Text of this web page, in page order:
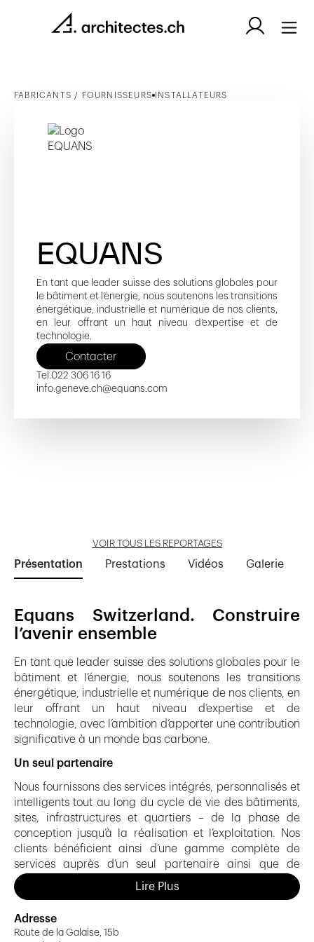
FABRICANTS / FOURNISSEURS INSTALLATEURS
EQUANS
En tant que leader suisse des solutions globales pour
le bâtiment et l’énergie, nous soutenons les transitions
énergétique, industrielle et numérique de nos clients,
en leur offrant un haut niveau d’expertise et de
technologie.
Contacter
Tel.022 306 16 16
info.geneve.ch@equans.com
VOIR TOUS LES REPORTAGES
Présentation Prestations Vidéos Galerie
Equans Switzerland. Construire
l’avenir ensemble
En tant que leader suisse des solutions globales pour le
bâtiment et l’énergie, nous soutenons les transitions
énergétique, industrielle et numérique de nos clients, en
leur offrant un haut niveau d’expertise et de
technologie, avec l’ambition d’apporter une contribution
significative à un monde bas carbone.
Un seul partenaire
Nous fournissons des services intégrés, personnalisés et
intelligents tout au long du cycle de vie des bâtiments,
sites, infrastructures et quartiers – de la phase de
conception jusqu’à la réalisation et l’exploitation. Nos
clients bénéficient ainsi d’une gamme complète de
services auprès d’un seul partenaire ainsi que de
solutions intégrées et élaborées en équipe.
Ancrage régional. Réseau national.
Forts de 6500 collaborateurs, nous sommes présents
Lire Plus
Adresse
Route de la Galaise, 15b